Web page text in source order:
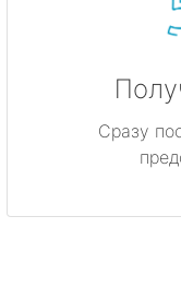
Сразу